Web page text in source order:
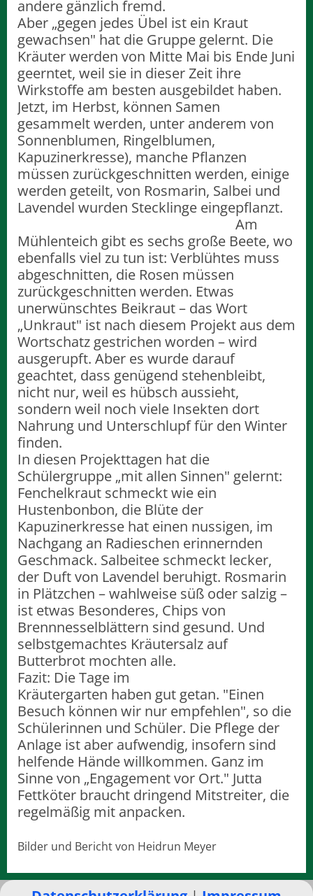
andere gänzlich fremd.
Aber „gegen jedes Übel ist ein Kraut
gewachsen" hat die Gruppe gelernt. Die
Kräuter werden von Mitte Mai bis Ende Juni
geerntet, weil sie in dieser Zeit ihre
Wirkstoffe am besten ausgebildet haben.
Jetzt, im Herbst, können Samen
gesammelt werden, unter anderem von
Sonnenblumen, Ringelblumen,
Kapuzinerkresse), manche Pflanzen
müssen zurückgeschnitten werden, einige
werden geteilt, von Rosmarin, Salbei und
Lavendel wurden Stecklinge eingepflanzt.
Am
Mühlenteich gibt es sechs große Beete, wo
ebenfalls viel zu tun ist: Verblühtes muss
abgeschnitten, die Rosen müssen
zurückgeschnitten werden. Etwas
unerwünschtes Beikraut – das Wort
„Unkraut" ist nach diesem Projekt aus dem
Wortschatz gestrichen worden – wird
ausgerupft. Aber es wurde darauf
geachtet, dass genügend stehenbleibt,
nicht nur, weil es hübsch aussieht,
sondern weil noch viele Insekten dort
Nahrung und Unterschlupf für den Winter
finden.
In diesen Projekttagen hat die
Schülergruppe „mit allen Sinnen" gelernt:
Fenchelkraut schmeckt wie ein
Hustenbonbon, die Blüte der
Kapuzinerkresse hat einen nussigen, im
Nachgang an Radieschen erinnernden
Geschmack. Salbeitee schmeckt lecker,
der Duft von Lavendel beruhigt. Rosmarin
in Plätzchen – wahlweise süß oder salzig –
ist etwas Besonderes, Chips von
Brennnesselblättern sind gesund. Und
selbstgemachtes Kräutersalz auf
Butterbrot mochten alle.
Fazit: Die Tage im
Kräutergarten haben gut getan. "Einen
Besuch können wir nur empfehlen", so die
Schülerinnen und Schüler. Die Pflege der
Anlage ist aber aufwendig, insofern sind
helfende Hände willkommen. Ganz im
Sinne von „Engagement vor Ort." Jutta
Fettköter braucht dringend Mitstreiter, die
regelmäßig mit anpacken.
Bilder und Bericht von Heidrun Meyer